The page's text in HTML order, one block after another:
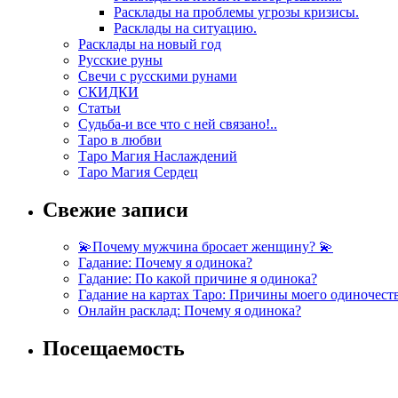
Расклады на проблемы угрозы кризисы.
Расклады на ситуацию.
Расклады на новый год
Русские руны
Свечи с русскими рунами
СКИДКИ
Статьи
Судьба-и все что с ней связано!..
Таро в любви
Таро Магия Наслаждений
Таро Магия Сердец
Свежие записи
💫Почему мужчина бросает женщину? 💫
Гадание: Почему я одинока?
Гадание: По какой причине я одинока?
Гадание на картах Таро: Причины моего
Онлайн расклад: Почему я одинока?
Посещаемость